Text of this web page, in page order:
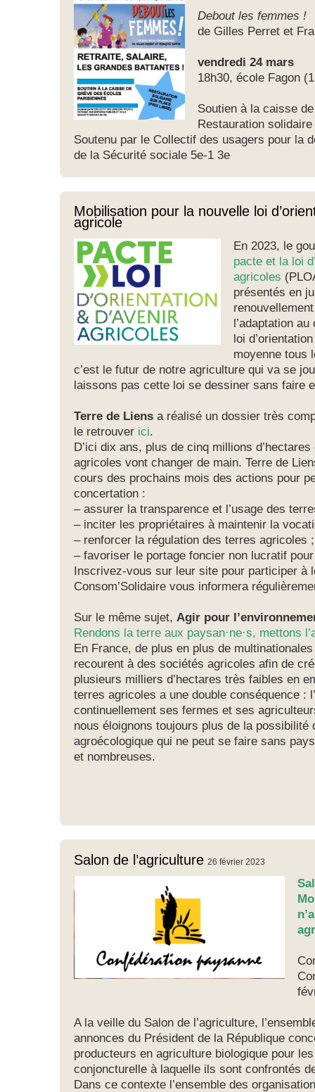
Debout les femmes !
de Gilles Perret et
vendredi 24 mars
18h30, école Fagon
Soutien à la caisse
Restauration
Soutenu par le Collectif des usagers pour la
de la Sécurité sociale 5e-1 3e
Mobilisation pour la nouvelle loi
agricole
En 2023, le
pacte et la loi
agricoles
présentés en
l’adaptation
loi
moyenne tous
c’est le futur de notre agriculture qui va se
laissons pas cette loi se dessiner sans faire
Terre de Liens a réalisé un dossier très
le retrouver ici.
D’ici dix ans, plus de cinq millions
agricoles vont changer de main. Terre de
cours des prochains mois des actions pour
concertation :
– assurer la transparence et l’usage des
– inciter les propriétaires à maintenir la
– renforcer la régulation des terres agricoles ;
– favoriser le portage foncier non lucratif
Inscrivez-vous sur leur site pour participer à
Consom’Solidaire vous informera
Sur le même sujet, Agir pour
Rendons la terre aux paysan·ne·s, mettons
En France, de plus en plus de
recourent à des sociétés agricoles afin de
plusieurs milliers d’hectares très faibles en
terres agricoles a une double conséquence :
continuellement ses fermes et ses
nous éloignons toujours plus de la possibilité
agroécologique qui ne peut se faire sans
et nombreuses.
Salon de l’agriculture 26 février 2023
A la veille du Salon de l’agriculture,
annonces du Président de la République
producteurs en agriculture biologique pour
conjoncturelle à laquelle ils sont confrontés
Dans ce contexte l’ensemble des